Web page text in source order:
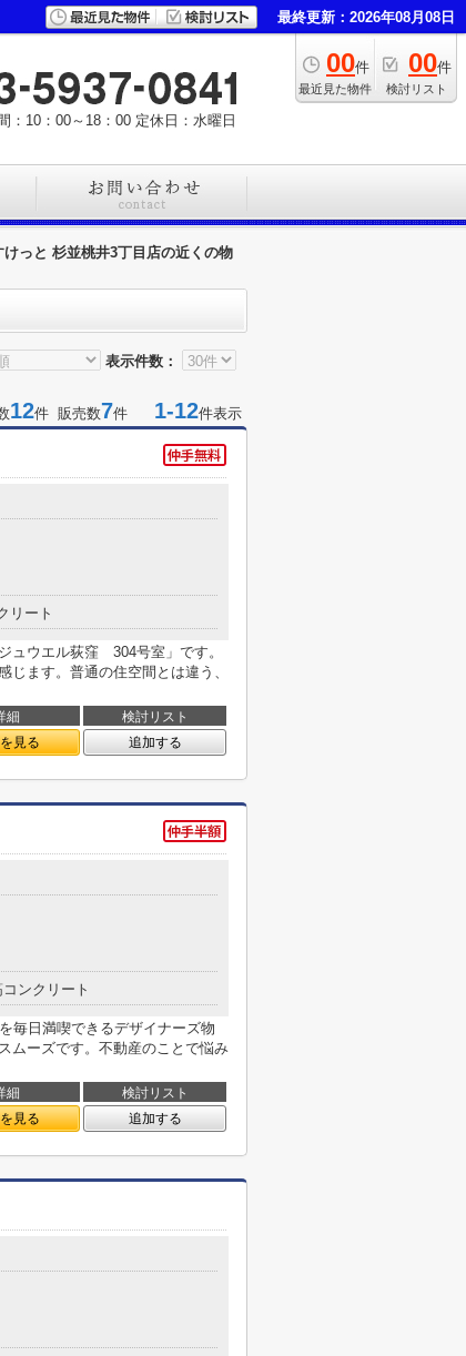
最終更新：2026年08月08日
00件
最近見た物件
00件
検討リスト
：10：00～18：00 定休日：水曜日
けっと 杉並桃井3丁目店の近くの物
表示件数：
12件 販売数7件 1-12件表示
リート
ュウエル荻窪 304号室」です。
ます。普通の住空間とは違う、
細
検討リスト
見る 追加する
ンクリート
毎日満喫できるデザイナーズ物
ムーズです。不動産のことで悩み
細
検討リスト
見る 追加する